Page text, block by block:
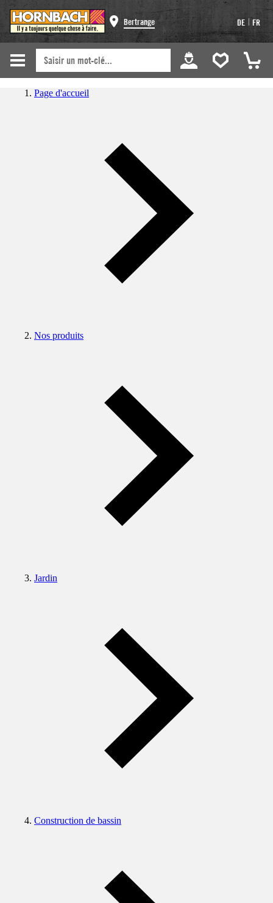
Bertrange DE | FR
Page d'accueil
Nos produits
Jardin
Construction de bassin